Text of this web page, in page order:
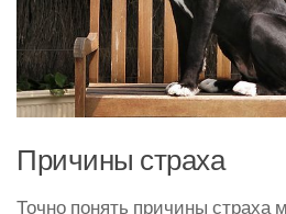
Причины страха
Точно понять причины страха